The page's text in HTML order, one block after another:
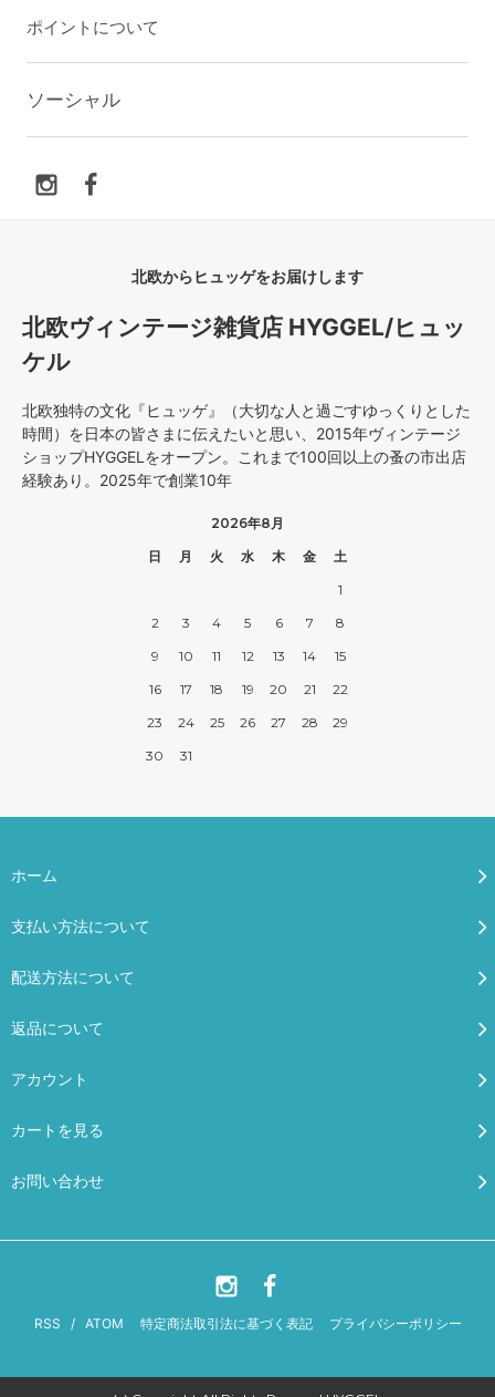
ポイントについて
ソーシャル
北欧からヒュッゲをお届けします
北欧ヴィンテージ雑貨店 HYGGEL/ヒュッ
ケル
北欧独特の文化『ヒュッゲ』（大切な人と過ごすゆっくりとした
時間）を日本の皆さまに伝えたいと思い、2015年ヴィンテージ
ショップHYGGELをオープン。これまで100回以上の蚤の市出店
経験あり。2025年で創業10年
2026年8月
日
月 火 水 木 金
土
1
2
3 4 5 6 7
8
9
10 11 12 13 14
15
16
17 18 19 20 21
22
23
24 25 26 27 28
29
30
31
ホーム
支払い方法について
配送方法について
返品について
アカウント
カートを見る
お問い合わせ
RSS / ATOM 特定商法取引法に基づく表記 プライバシーポリシー